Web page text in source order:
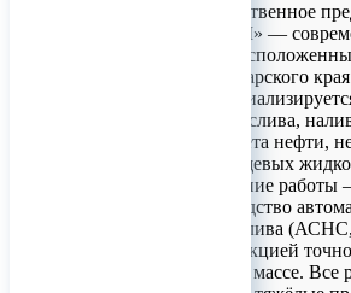
Научно-производственное
«ЮГНЕФТЕМАШ» —
полного цикла,
Армавир Краснодарского
предприятие
оборудования для слива,
коммерческого учёта нефти,
химических и пищевых
Главное направление работы
серийное производство
систем налива и слива
УСН, УНЖ) с функцией
учёта в объёме и в массе. Все